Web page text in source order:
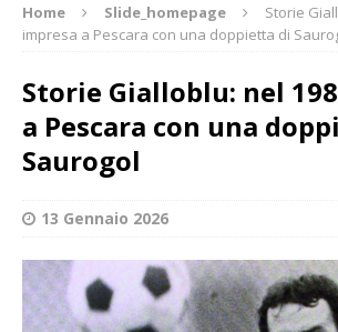
Home Slide_homepage
Storie
impresa a Pescara con una doppietta di
Storie Gialloblu: nel
a Pescara con una
Saurogol
13 Gennaio 2026